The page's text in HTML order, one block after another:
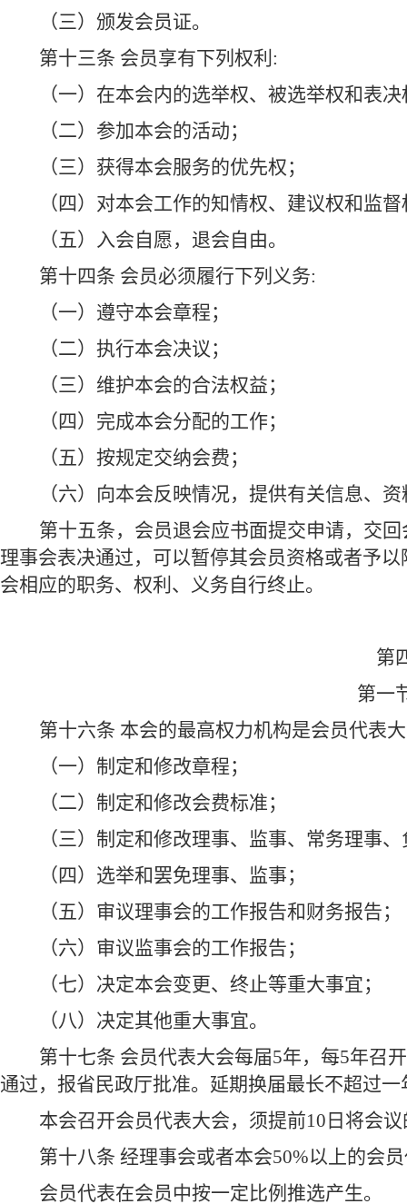
（三）颁发会员证。
第十三条 会员享有下列权利:
（一）在本会内的选举权、被选举权和表决
（二）参加本会的活动；
（三）获得本会服务的优先权；
（四）对本会工作的知情权、建议权和监督
（五）入会自愿，退会自由。
第十四条 会员必须履行下列义务:
（一）遵守本会章程；
（二）执行本会决议；
（三）维护本会的合法权益；
（四）完成本会分配的工作；
（五）按规定交纳会费；
（六）向本会反映情况，提供有关信息、资
第十五条，会员退会应书面提交申请，交
理事会表决通过，可以暂停其会员资格或者予
会相应的职务、权利、义务自行终止。
第
第一
第十六条 本会的最高权力机构是会员代表
（一）制定和修改章程；
（二）制定和修改会费标准；
（三）制定和修改理事、监事、常务理事
（四）选举和罢免理事、监事；
（五）审议理事会的工作报告和财务报告；
（六）审议监事会的工作报告；
（七）决定本会变更、终止等重大事宜；
（八）决定其他重大事宜。
第十七条 会员代表大会每届5年，每5年召
通过，报省民政厅批准。延期换届最长不超过一
本会召开会员代表大会，须提前10日将会
第十八条 经理事会或者本会50%以上的会
会员代表在会员中按一定比例推选产生。